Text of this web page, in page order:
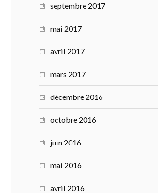
septembre 2017
mai 2017
avril 2017
mars 2017
décembre 2016
octobre 2016
juin 2016
mai 2016
avril 2016